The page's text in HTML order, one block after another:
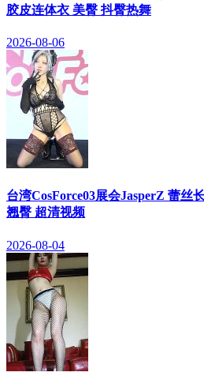
胶皮连体衣 美臀 抖臀热舞
2026-08-06
台湾CosForce03展会JasperZ 蕾丝
翘臀 超清视频
2026-08-04